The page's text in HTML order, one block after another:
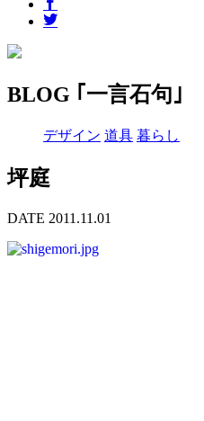
BLOG ｢一言石句｣
デザイン 道具 暮らし
坪庭
DATE 2011.11.01